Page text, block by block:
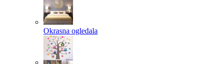
Okrasna ogledala